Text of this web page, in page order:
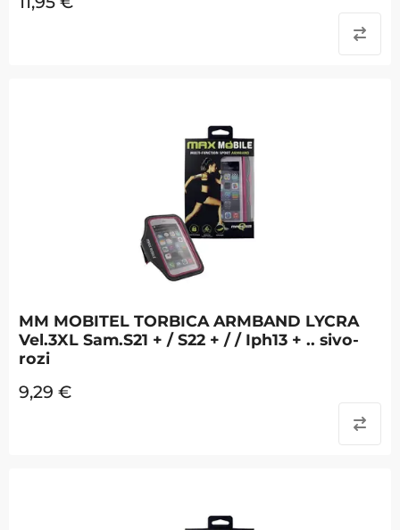
MM MOBITEL TORBICA ARMBAND LYCRA
Vel.3XL Sam.S21 + / S22 + / / Iph13 + .. sivo-
rozi
9,29 €